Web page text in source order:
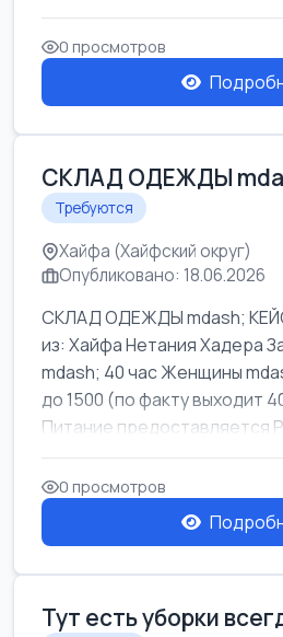
mda...
0 просмотров
СКЛАД ОДЕЖДЫ
Требуются
Хайфа (Хайфский округ)
Опубликовано: 18.06.2026
СКЛАД ОДЕЖДЫ mdash;
из: Хайфа Нетания Хадера
mdash; 40 час Женщины
до 1500 (по факту выходит
Питание предоставляется
0 просмотров
Тут есть уборки